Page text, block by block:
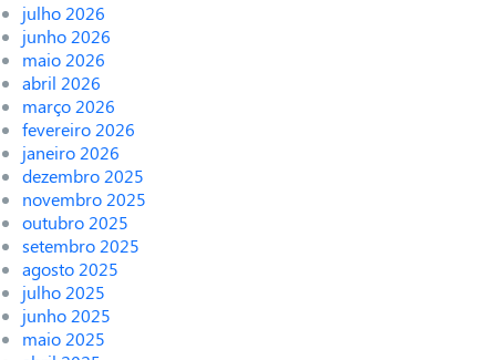
julho 2026
junho 2026
maio 2026
abril 2026
março 2026
fevereiro 2026
janeiro 2026
dezembro 2025
novembro 2025
outubro 2025
setembro 2025
agosto 2025
julho 2025
junho 2025
maio 2025